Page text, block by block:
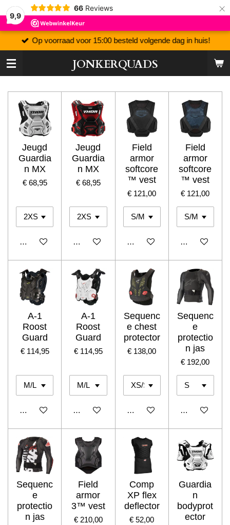
9,9
66 Reviews ×
JONKERQUADS
Op voorraad voor 15:00 besteld volgende dag in huis!
Jeugd
Guardia
n MX
€ 68,95
In winkelwagen
Jeugd
Guardia
n MX
€ 68,95
In winkelwagen
Field
armor
softcore
™ vest
€ 121,00
In winkelwagen
Field
armor
softcore
™ vest
€ 121,00
In
A-1
Roost
Guard
€ 114,95
In winkelwagen
A-1
Roost
Guard
€ 114,95
In winkelwagen
Sequenc
e chest
protector
€ 138,00
In winkelwagen
Sequenc
e
protectio
n jas
€ 192,00
In
Sequenc
e
protectio
n jas
Field
armor
3™ vest
€ 210,00
Comp
XP flex
deflector
€ 52,00
Guardia
n
bodyprot
ector